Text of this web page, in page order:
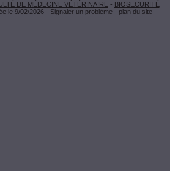
DE MÉDECINE VÉTÉRINAIRE- BIOSECURITÉ
le 9/02/2026 - Signaler un problème- plan du site